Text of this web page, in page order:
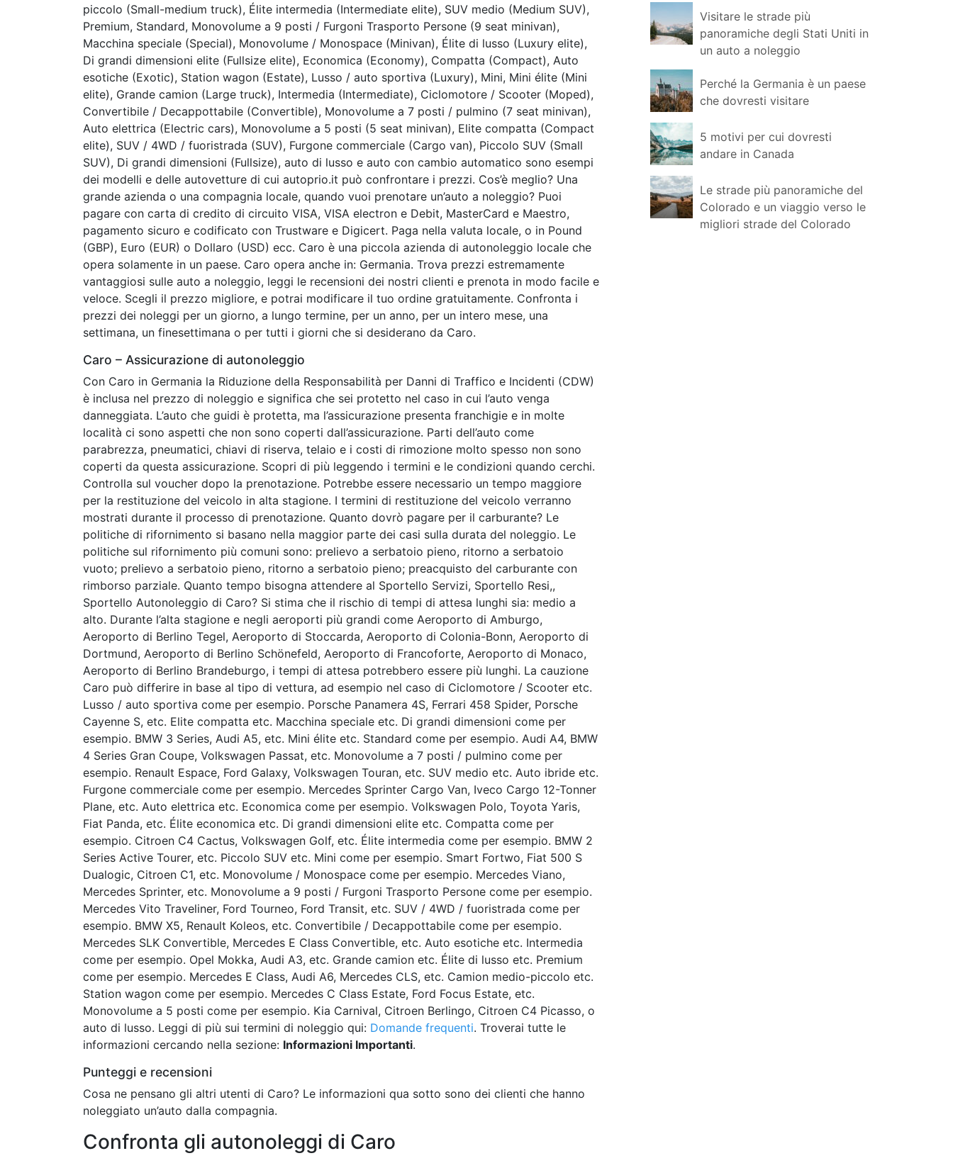
piccolo (Small-medium truck), Élite intermedia (Intermediate elite), SUV medio (Medium SUV),
Premium, Standard, Monovolume a 9 posti / Furgoni Trasporto Persone (9 seat minivan),
Macchina speciale (Special), Monovolume / Monospace (Minivan), Élite di lusso (Luxury elite),
Di grandi dimensioni elite (Fullsize elite), Economica (Economy), Compatta (Compact), Auto
esotiche (Exotic), Station wagon (Estate), Lusso / auto sportiva (Luxury), Mini, Mini élite (Mini
elite), Grande camion (Large truck), Intermedia (Intermediate), Ciclomotore / Scooter (Moped),
Convertibile / Decappottabile (Convertible), Monovolume a 7 posti / pulmino (7 seat minivan),
Auto elettrica (Electric cars), Monovolume a 5 posti (5 seat minivan), Elite compatta (Compact
elite), SUV / 4WD / fuoristrada (SUV), Furgone commerciale (Cargo van), Piccolo SUV (Small
SUV), Di grandi dimensioni (Fullsize), auto di lusso e auto con cambio automatico sono esempi
dei modelli e delle autovetture di cui autoprio.it può confrontare i prezzi. Cos’è meglio? Una
grande azienda o una compagnia locale, quando vuoi prenotare un’auto a noleggio? Puoi
pagare con carta di credito di circuito VISA, VISA electron e Debit, MasterCard e Maestro,
pagamento sicuro e codificato con Trustware e Digicert. Paga nella valuta locale, o in Pound
(GBP), Euro (EUR) o Dollaro (USD) ecc. Caro è una piccola azienda di autonoleggio locale che
opera solamente in un paese. Caro opera anche in: Germania. Trova prezzi estremamente
vantaggiosi sulle auto a noleggio, leggi le recensioni dei nostri clienti e prenota in modo facile e
veloce. Scegli il prezzo migliore, e potrai modificare il tuo ordine gratuitamente. Confronta i
prezzi dei noleggi per un giorno, a lungo termine, per un anno, per un intero mese, una
settimana, un finesettimana o per tutti i giorni che si desiderano da Caro.
Caro – Assicurazione di autonoleggio
Con Caro in Germania la Riduzione della Responsabilità per Danni di Traffico e Incidenti (CDW)
è inclusa nel prezzo di noleggio e significa che sei protetto nel caso in cui l’auto venga
danneggiata. L’auto che guidi è protetta, ma l’assicurazione presenta franchigie e in molte
località ci sono aspetti che non sono coperti dall’assicurazione. Parti dell’auto come
parabrezza, pneumatici, chiavi di riserva, telaio e i costi di rimozione molto spesso non sono
coperti da questa assicurazione. Scopri di più leggendo i termini e le condizioni quando cerchi.
Controlla sul voucher dopo la prenotazione. Potrebbe essere necessario un tempo maggiore
per la restituzione del veicolo in alta stagione. I termini di restituzione del veicolo verranno
mostrati durante il processo di prenotazione. Quanto dovrò pagare per il carburante? Le
politiche di rifornimento si basano nella maggior parte dei casi sulla durata del noleggio. Le
politiche sul rifornimento più comuni sono: prelievo a serbatoio pieno, ritorno a serbatoio
vuoto; prelievo a serbatoio pieno, ritorno a serbatoio pieno; preacquisto del carburante con
rimborso parziale. Quanto tempo bisogna attendere al Sportello Servizi, Sportello Resi,,
Sportello Autonoleggio di Caro? Si stima che il rischio di tempi di attesa lunghi sia: medio a
alto. Durante l’alta stagione e negli aeroporti più grandi come Aeroporto di Amburgo,
Aeroporto di Berlino Tegel, Aeroporto di Stoccarda, Aeroporto di Colonia-Bonn, Aeroporto di
Dortmund, Aeroporto di Berlino Schönefeld, Aeroporto di Francoforte, Aeroporto di Monaco,
Aeroporto di Berlino Brandeburgo, i tempi di attesa potrebbero essere più lunghi. La cauzione
Caro può differire in base al tipo di vettura, ad esempio nel caso di Ciclomotore / Scooter etc.
Lusso / auto sportiva come per esempio. Porsche Panamera 4S, Ferrari 458 Spider, Porsche
Cayenne S, etc. Elite compatta etc. Macchina speciale etc. Di grandi dimensioni come per
esempio. BMW 3 Series, Audi A5, etc. Mini élite etc. Standard come per esempio. Audi A4, BMW
4 Series Gran Coupe, Volkswagen Passat, etc. Monovolume a 7 posti / pulmino come per
esempio. Renault Espace, Ford Galaxy, Volkswagen Touran, etc. SUV medio etc. Auto ibride etc.
Furgone commerciale come per esempio. Mercedes Sprinter Cargo Van, Iveco Cargo 12-Tonner
Plane, etc. Auto elettrica etc. Economica come per esempio. Volkswagen Polo, Toyota Yaris,
Fiat Panda, etc. Élite economica etc. Di grandi dimensioni elite etc. Compatta come per
esempio. Citroen C4 Cactus, Volkswagen Golf, etc. Élite intermedia come per esempio. BMW 2
Series Active Tourer, etc. Piccolo SUV etc. Mini come per esempio. Smart Fortwo, Fiat 500 S
Dualogic, Citroen C1, etc. Monovolume / Monospace come per esempio. Mercedes Viano,
Mercedes Sprinter, etc. Monovolume a 9 posti / Furgoni Trasporto Persone come per esempio.
Mercedes Vito Traveliner, Ford Tourneo, Ford Transit, etc. SUV / 4WD / fuoristrada come per
esempio. BMW X5, Renault Koleos, etc. Convertibile / Decappottabile come per esempio.
Mercedes SLK Convertible, Mercedes E Class Convertible, etc. Auto esotiche etc. Intermedia
come per esempio. Opel Mokka, Audi A3, etc. Grande camion etc. Élite di lusso etc. Premium
come per esempio. Mercedes E Class, Audi A6, Mercedes CLS, etc. Camion medio-piccolo etc.
Station wagon come per esempio. Mercedes C Class Estate, Ford Focus Estate, etc.
Monovolume a 5 posti come per esempio. Kia Carnival, Citroen Berlingo, Citroen C4 Picasso, o
auto di lusso. Leggi di più sui termini di noleggio qui: Domande frequenti. Troverai tutte le
informazioni cercando nella sezione: Informazioni Importanti.
Punteggi e recensioni
Cosa ne pensano gli altri utenti di Caro? Le informazioni qua sotto sono dei clienti che hanno
noleggiato un’auto dalla compagnia.
Confronta gli autonoleggi di Caro
Visitare le strade più
panoramiche degli Stati Uniti in
un auto a noleggio
Perché la Germania è un paese
che dovresti visitare
5 motivi per cui dovresti
andare in Canada
Le strade più panoramiche del
Colorado e un viaggio verso le
migliori strade del Colorado